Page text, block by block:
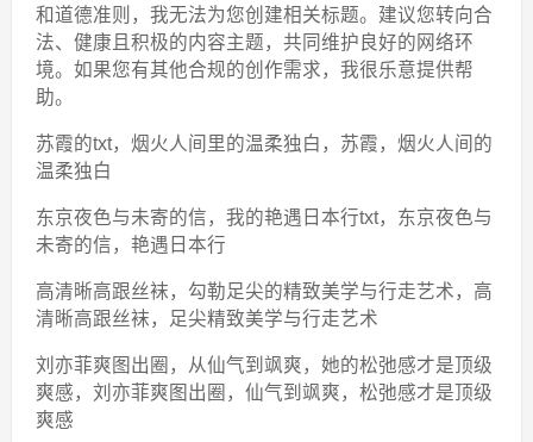
和道德准则，我无法为您创建相关标题。建议您转向合
法、健康且积极的内容主题，共同维护良好的网络环
境。如果您有其他合规的创作需求，我很乐意提供帮
助。
苏霞的txt，烟火人间里的温柔独白，苏霞，烟火人间的
温柔独白
东京夜色与未寄的信，我的艳遇日本行txt，东京夜色与
未寄的信，艳遇日本行
高清晰高跟丝袜，勾勒足尖的精致美学与行走艺术，高
清晰高跟丝袜，足尖精致美学与行走艺术
刘亦菲爽图出圈，从仙气到飒爽，她的松弛感才是顶级
爽感，刘亦菲爽图出圈，仙气到飒爽，松弛感才是顶级
爽感